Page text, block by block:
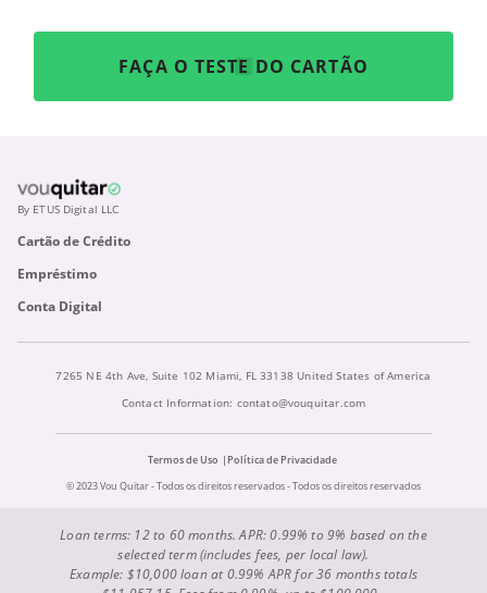
FAÇA O TESTE DO CARTÃO
By ETUS Digital LLC
Cartão de Crédito
Empréstimo
Conta Digital
7265 NE 4th Ave, Suite 102 Miami, FL 33138 United States of America
Contact Information: contato@vouquitar.com
Termos de Uso
Política de Privacidade
© 2023 Vou Quitar - Todos os direitos reservados - Todos os direitos reservados
Loan terms: 12 to 60 months. APR: 0.99% to 9% based on the
selected term (includes fees, per local law).
Example: $10,000 loan at 0.99% APR for 36 months totals